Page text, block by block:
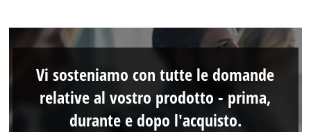
Vi sosteniamo con tutte le domande
relative al vostro prodotto - prima,
durante e dopo l'acquisto.